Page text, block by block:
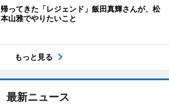
帰ってきた「レジェンド」飯田真輝さんが、松
本山雅でやりたいこと
もっと見る
最新ニュース